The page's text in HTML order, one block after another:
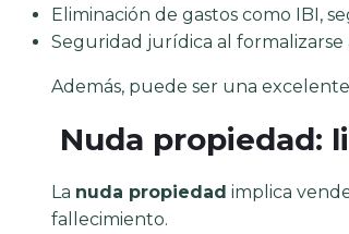
Eliminación de gastos como IBI,
Seguridad jurídica al
Además, puede ser una
Nuda propiedad:
La nuda propiedad implica
fallecimiento.